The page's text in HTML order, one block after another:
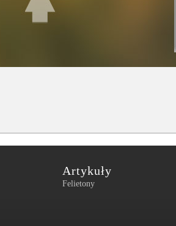
Artykuły
Felietony